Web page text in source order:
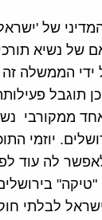
של
של נשיא
הממשלה
תוגבל
יוזמי
לה עוד
לבלתי